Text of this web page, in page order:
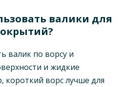
валики для
валик по ворсу и
и жидкие
короткий ворс лучше для